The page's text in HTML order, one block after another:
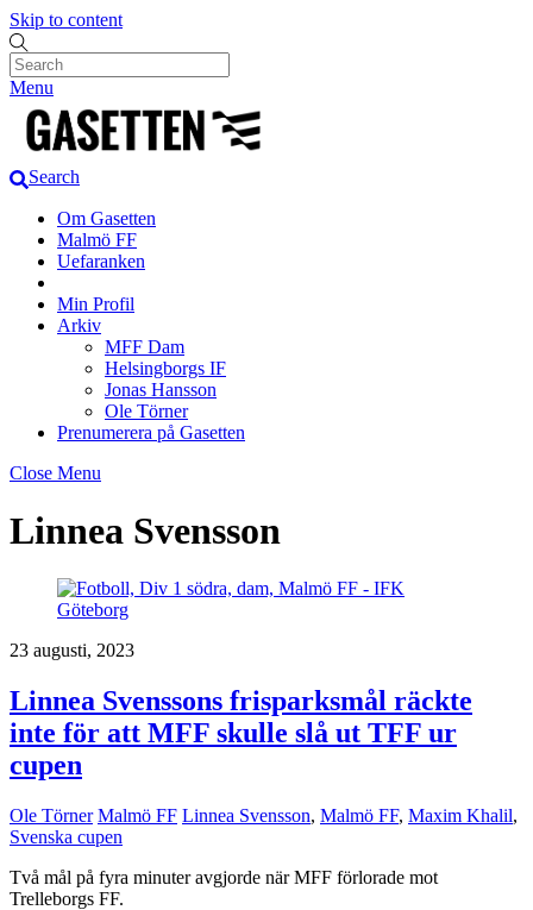
Skip to content
Menu
Search
Om Gasetten
Malmö FF
Uefaranken
Min Profil
Arkiv
MFF Dam
Helsingborgs IF
Jonas Hansson
Ole Törner
Prenumerera på Gasetten
Close Menu
Linnea Svensson
23 augusti, 2023
Linnea Svenssons frisparksmål räckte
inte för att MFF skulle slå ut TFF ur
cupen
Ole Törner Malmö FF Linnea Svensson, Malmö FF, Maxim Khalil,
Svenska cupen
Två mål på fyra minuter avgjorde när MFF förlorade mot
Trelleborgs FF.